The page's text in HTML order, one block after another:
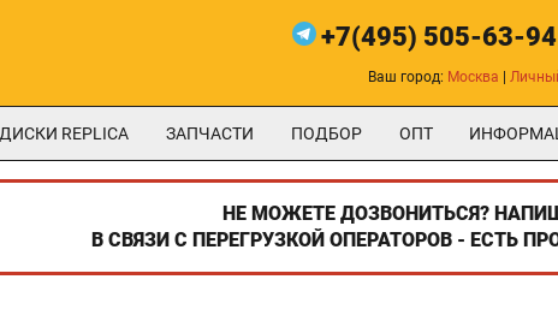
+7(495) 505-63-94
Ваш город: Москва
ДИСКИ REPLICA ЗАПЧАСТИ ПОДБОР ОПТ
НЕ МОЖЕТЕ ДОЗВОНИТЬСЯ?
В СВЯЗИ С ПЕРЕГРУЗКОЙ ОПЕРАТОРОВ - ЕСТЬ